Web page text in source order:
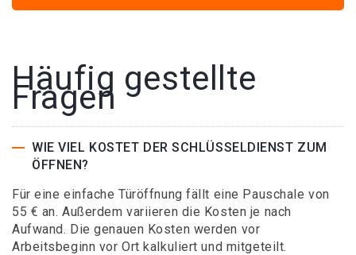
Häufig gestellte
Fragen
WIE VIEL KOSTET DER SCHLÜSSELDIENST ZUM
ÖFFNEN?
Für eine einfache Türöffnung fällt eine Pauschale von
55 € an. Außerdem variieren die Kosten je nach
Aufwand. Die genauen Kosten werden vor
Arbeitsbeginn vor Ort kalkuliert und mitgeteilt.